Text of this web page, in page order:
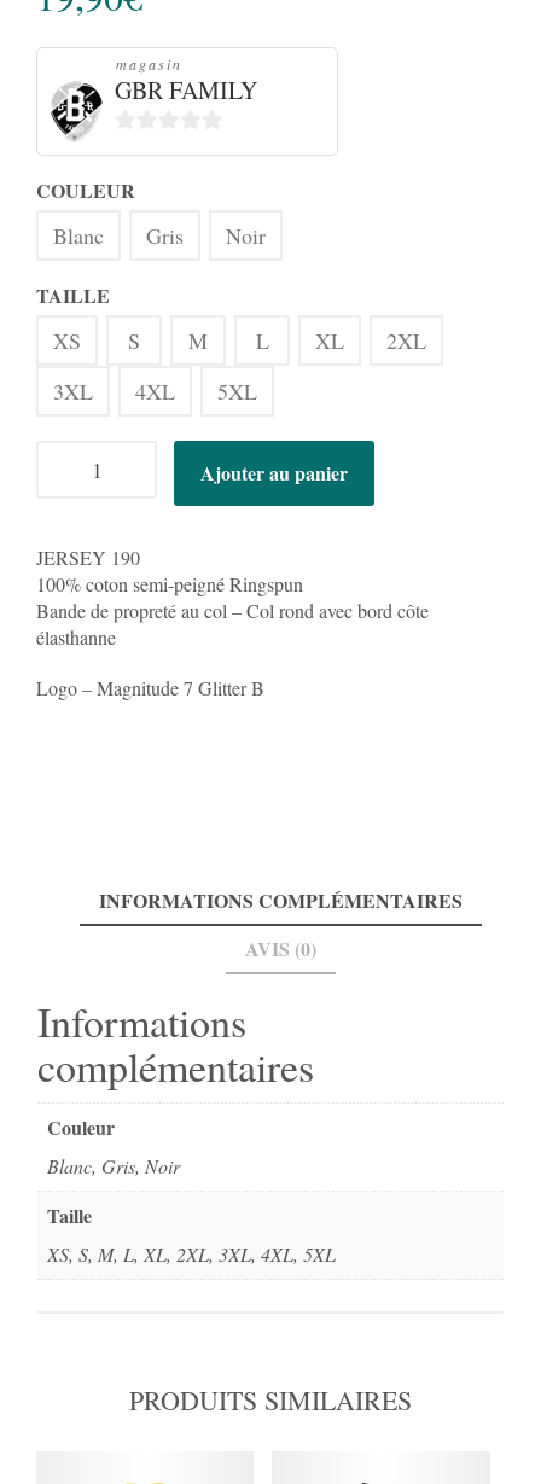
magasin
GBR FAMILY
COULEUR
Blanc Gris Noir
TAILLE
XS S M L XL
2XL
3XL
4XL 5XL
-
Magnitude
7
Glitter
Ajouter au panier
JERSEY 190
100% coton semi-peigné Ringspun
Bande de propreté au col – Col rond avec bord côte
élasthanne
Logo – Magnitude 7 Glitter B
INFORMATIONS COMPLÉMENTAIRES
AVIS (0)
Informations
complémentaires
Couleur
Blanc, Gris, Noir
Taille
XS, S, M, L, XL, 2XL, 3XL, 4XL, 5XL
PRODUITS SIMILAIRES